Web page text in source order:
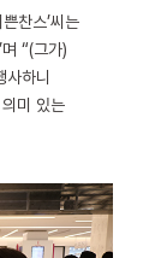
찬스’씨는
“(그가)
하니
미 있는